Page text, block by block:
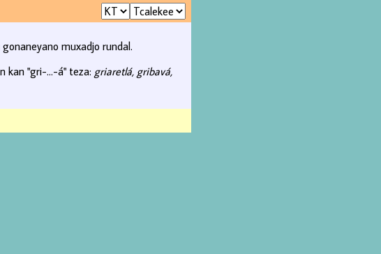
muxadjo rundal.
kan "gri-...-á" teza: griaretlá, gribavá,